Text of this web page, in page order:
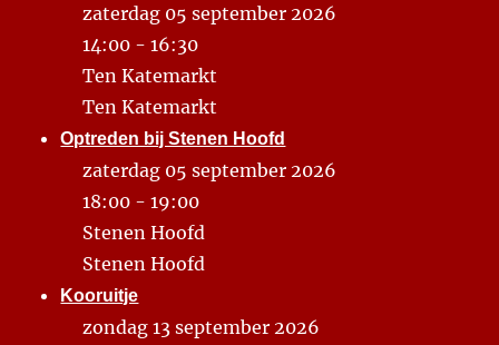
zaterdag 05 september 2026
14:00 - 16:30
Ten Katemarkt
Ten Katemarkt
Optreden bij Stenen Hoofd
zaterdag 05 september 2026
18:00 - 19:00
Stenen Hoofd
Stenen Hoofd
Kooruitje
zondag 13 september 2026